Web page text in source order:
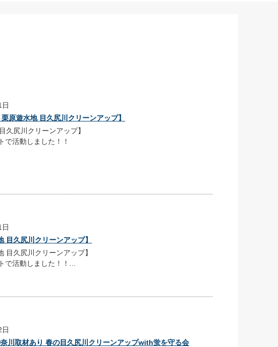
原遊水地 目久尻川クリーンアップ】
久尻川クリーンアップ】
で活動しました！！
目久尻川クリーンアップ】
目久尻川クリーンアップ】
で活動しました！！...
川取材あり 春の目久尻川クリーンアップwith蛍を守る会